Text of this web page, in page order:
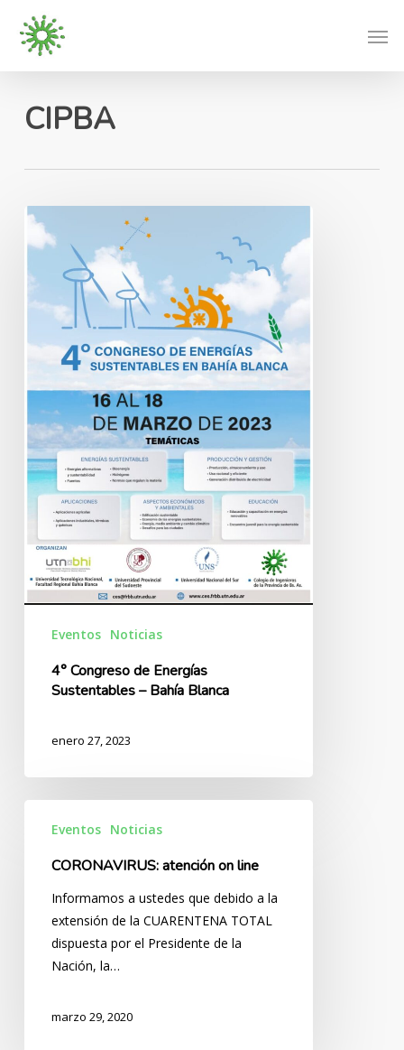
CIPBA
4°
Congreso
Energías
Sustentables
Bahía
Eventos Noticias
4° Congreso de Energías
Sustentables – Bahía Blanca
enero 27, 2023
atenciónEventos Noticias
CORONAVIRUS: atención on line
Informamos a ustedes que debido a la
extensión de la CUARENTENA TOTAL
dispuesta por el Presidente de la
Nación, la…
marzo 29, 2020